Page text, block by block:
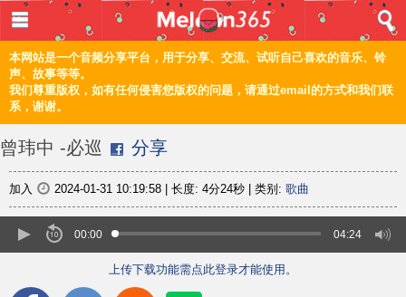
本网站是一个音频分享平台，用于分享、交流、试听自己喜欢的音乐、铃
声、故事等等。
我们尊重版权，如有任何侵害您版权的问题，请通过email的方式和我们联
系，谢谢。
曾玮中 -必巡 分享
加入 2024-01-31 10:19:58 长度: 4分24秒 类别: 歌曲
00:00 04:24
上传下载功能需点此登录才能使用。
登入 / 注册
首页
音乐
频道
编辑